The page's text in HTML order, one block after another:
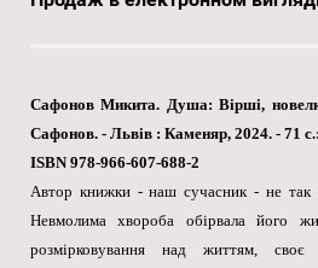
Сафонов Микита. Душа: Вірші,
Сафонов. - Львів : Каменяр, 2024. - 71
ISBN 978-966-607-688-2
Автор книжки - наш сучасник - не так
Невмолима хвороба обірвала його
розмірковування над життям, своє